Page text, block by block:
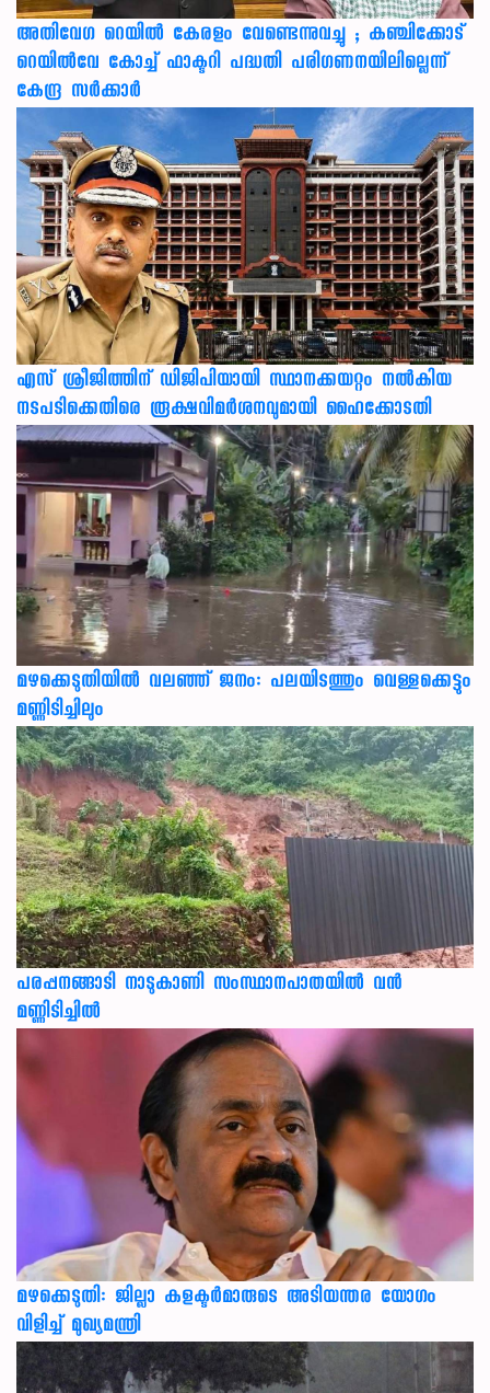
അതിവേഗ റെയിൽ കേരളം വേണ്ടെന്നുവച്ചു ; കഞ്ചിക്കോട്
റെയിൽവേ കോച്ച് ഫാക്ടറി പദ്ധതി പരിഗണനയിലില്ലെന്ന്
കേന്ദ്ര സർക്കാർ
എസ് ശ്രീജിത്തിന് ഡിജിപിയായി സ്ഥാനക്കയറ്റം നൽകിയ
നടപടിക്കെതിരെ രൂക്ഷവിമർശനവുമായി ഹൈക്കോടതി
മഴക്കെടുതിയിൽ വലഞ്ഞ് ജനം: പലയിടത്തും വെള്ളക്കെട്ടും
മണ്ണിടിച്ചിലും
പരപ്പനങ്ങാടി നാടുകാണി സംസ്ഥാനപാതയില്‍ വന്‍
മണ്ണിടിച്ചില്‍
മഴക്കെടുതി: ജില്ലാ കളക്ടർമാരുടെ അടിയന്തര യോഗം
വിളിച്ച് മുഖ്യമന്ത്രി